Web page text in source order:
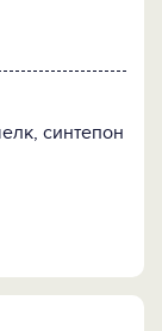
синтепон